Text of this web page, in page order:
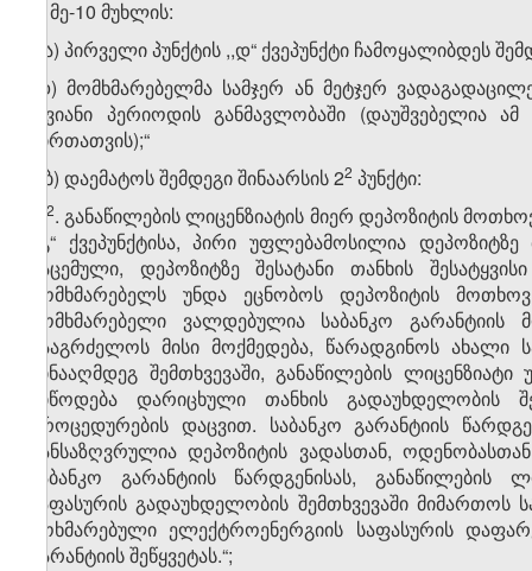
ბ) მე-10 მუხლის:
ბ.ა) პირველი პუნქტის ,,დ“ ქვეპუნქტი ჩამოყალიბდეს
„დ) მომხმარებელმა სამჯერ ან მეტჯერ
თვიანი პერიოდის განმავლობაში (დაუშვებელია
პირთათვის);“
ბ.ბ) დაემატოს შემდეგი შინაარსის 2​2 პუნქტი:
​2. განაწილების ლიცენზიატის მიერ დეპოზიტის
,,გ“ ქვეპუნქტისა, პირი უფლებამოსილია
გაცემული, დეპოზიტზე შესატანი თანხის
მომხმარებელს უნდა ეცნობოს დეპოზიტის
მომხმარებელი ვალდებულია საბანკო
გააგრძელოს მისი მოქმედება, წარადგინოს ახალი
წინააღმდეგ შემთხვევაში, განაწილების
მიწოდება დარიცხული თანხის გადაუხდელობის
პროცედურების დაცვით. საბანკო გარანტიის
განსაზღვრულია დეპოზიტის ვადასთან,
საბანკო გარანტიის წარდგენისას,
საფასურის გადაუხდელობის შემთხვევაში
მოხმარებული ელექტროენერგიის საფასურის
გარანტიის შეწყვეტას.“;